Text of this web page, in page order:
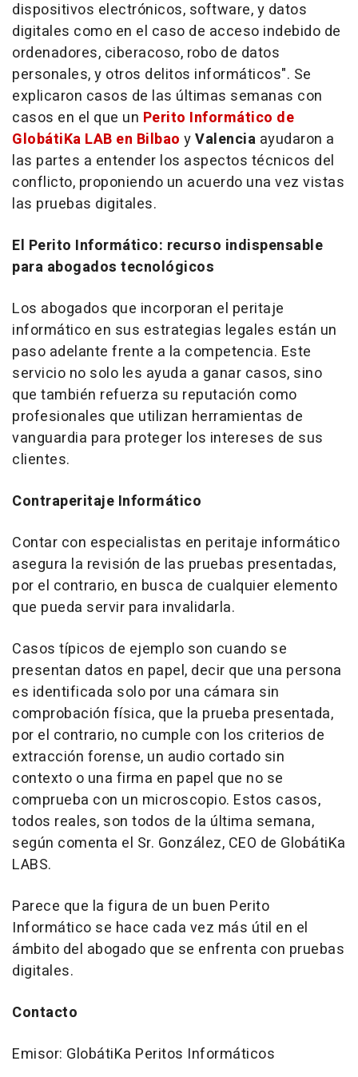
dispositivos electrónicos, software, y datos
digitales como en el caso de acceso indebido de
ordenadores, ciberacoso, robo de datos
personales, y otros delitos informáticos". Se
explicaron casos de las últimas semanas con
casos en el que un Perito Informático de
GlobátiKa LAB en Bilbao yValencia ayudaron a
las partes a entender los aspectos técnicos del
conflicto, proponiendo un acuerdo una vez vistas
las pruebas digitales.
El Perito Informático: recurso indispensable
para abogados tecnológicos
Los abogados que incorporan el peritaje
informático en sus estrategias legales están un
paso adelante frente a la competencia. Este
servicio no solo les ayuda a ganar casos, sino
que también refuerza su reputación como
profesionales que utilizan herramientas de
vanguardia para proteger los intereses de sus
clientes.
Contraperitaje Informático
Contar con especialistas en peritaje informático
asegura la revisión de las pruebas presentadas,
por el contrario, en busca de cualquier elemento
que pueda servir para invalidarla.
Casos típicos de ejemplo son cuando se
presentan datos en papel, decir que una persona
es identificada solo por una cámara sin
comprobación física, que la prueba presentada,
por el contrario, no cumple con los criterios de
extracción forense, un audio cortado sin
contexto o una firma en papel que no se
comprueba con un microscopio. Estos casos,
todos reales, son todos de la última semana,
según comenta el Sr. González, CEO de GlobátiKa
LABS.
Parece que la figura de un buen Perito
Informático se hace cada vez más útil en el
ámbito del abogado que se enfrenta con pruebas
digitales.
Contacto
Emisor: GlobátiKa Peritos Informáticos